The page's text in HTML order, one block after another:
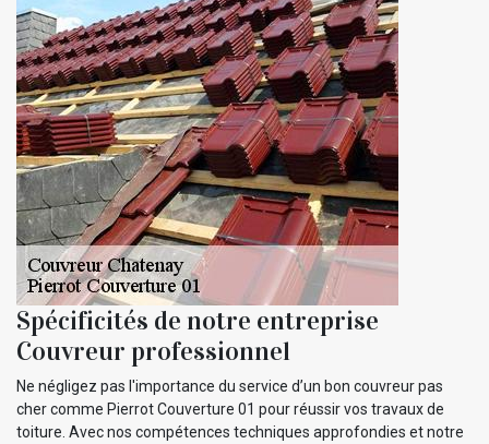
Spécificités de notre entreprise
Couvreur professionnel
Ne négligez pas l'importance du service d’un bon couvreur pas
cher comme Pierrot Couverture 01 pour réussir vos travaux de
toiture. Avec nos compétences techniques approfondies et notre